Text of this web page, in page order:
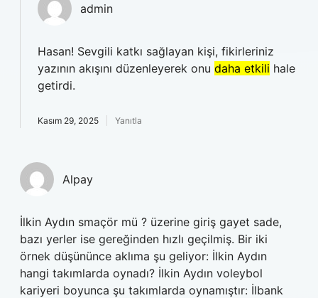
admin
Hasan! Sevgili katkı sağlayan kişi, fikirleriniz
yazının akışını düzenleyerek onu daha etkili hale
getirdi.
Kasım 29, 2025 Yanıtla
Alpay
İlkin Aydın smaçör mü ? üzerine giriş gayet sade,
bazı yerler ise gereğinden hızlı geçilmiş. Bir iki
örnek düşününce aklıma şu geliyor: İlkin Aydın
hangi takımlarda oynadı? İlkin Aydın voleybol
kariyeri boyunca şu takımlarda oynamıştır: İlbank